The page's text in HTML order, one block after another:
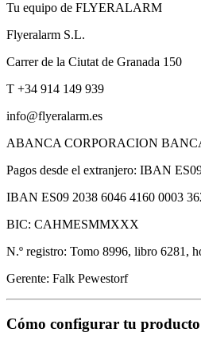
Tu equipo de FLYERALARM
Flyeralarm S.L.
Carrer de la Ciutat de Granada 150
T +34 914 149 939
info@flyeralarm.es
ABANCA CORPORACION
Pagos desde el extranjero: IBAN
IBAN ES09 2038 6046 4160 0003
BIC: CAHMESMMXXX
N.º registro: Tomo 8996, libro 6281,
Gerente: Falk Pewestorf
Cómo configurar tu producto